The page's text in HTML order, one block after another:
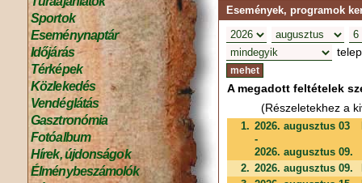
Sportok
Eseménynaptár
Időjárás
Térképek
Közlekedés
Vendéglátás
Gasztronómia
Fotóalbum
Hírek, újdonságok
Élménybeszámolók
Események, programok
A megadott feltételek
(Részeletekhez a
1. 2026. augusztus 03
-
2026. augusztus 09.
2. 2026. augusztus 09.